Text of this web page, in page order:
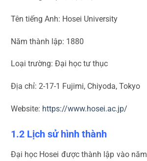
Tên tiếng Anh: Hosei University
Năm thành lập: 1880
Loại trường: Đại học tư thục
Địa chỉ: 2-17-1 Fujimi, Chiyoda, Tokyo
Website: https://www.hosei.ac.jp/
1.2 Lịch sử hình thành
Đại học Hosei được thành lập vào